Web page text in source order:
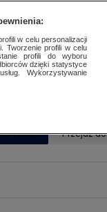
Przejdź do
w celu personalizacji
Tworzenie profili w celu
profili do wyboru
dzięki statystyce
Wykorzystywanie